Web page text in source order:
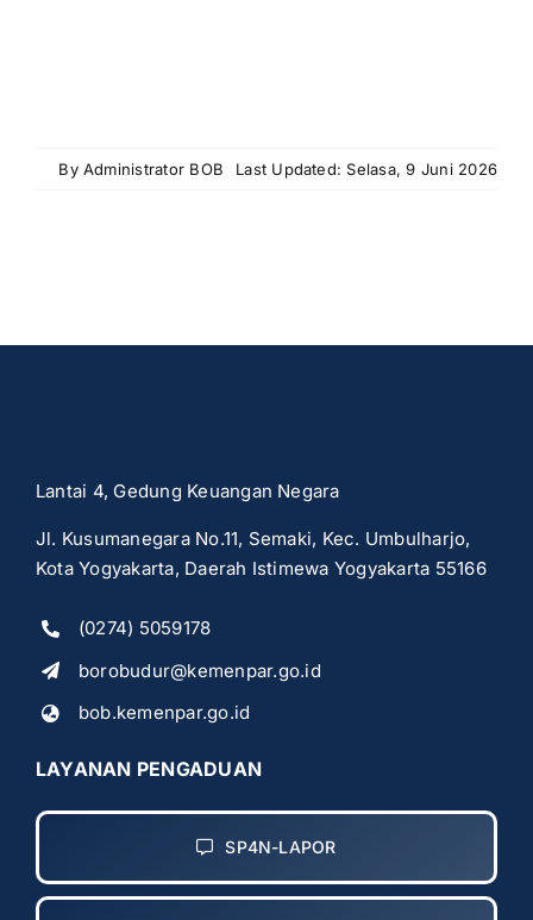
By Administrator BOB Last Updated: Selasa, 9 Juni 2026
Lantai 4, Gedung Keuangan Negara
Jl. Kusumanegara No.11, Semaki, Kec. Umbulharjo,
Kota Yogyakarta, Daerah Istimewa Yogyakarta 55166
(0274) 5059178
borobudur@kemenpar.go.id
bob.kemenpar.go.id
LAYANAN PENGADUAN
SP4N-LAPOR